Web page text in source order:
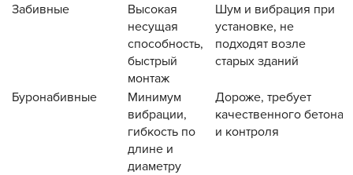
Забивные
Высокая
несущая
способность,
быстрый
монтаж
Шум и вибрация при
установке, не
подходят возле
старых зданий
Буронабивные
Минимум
вибрации,
гибкость по
длине и
диаметру
Дороже, требует
качественного бетона
и контроля